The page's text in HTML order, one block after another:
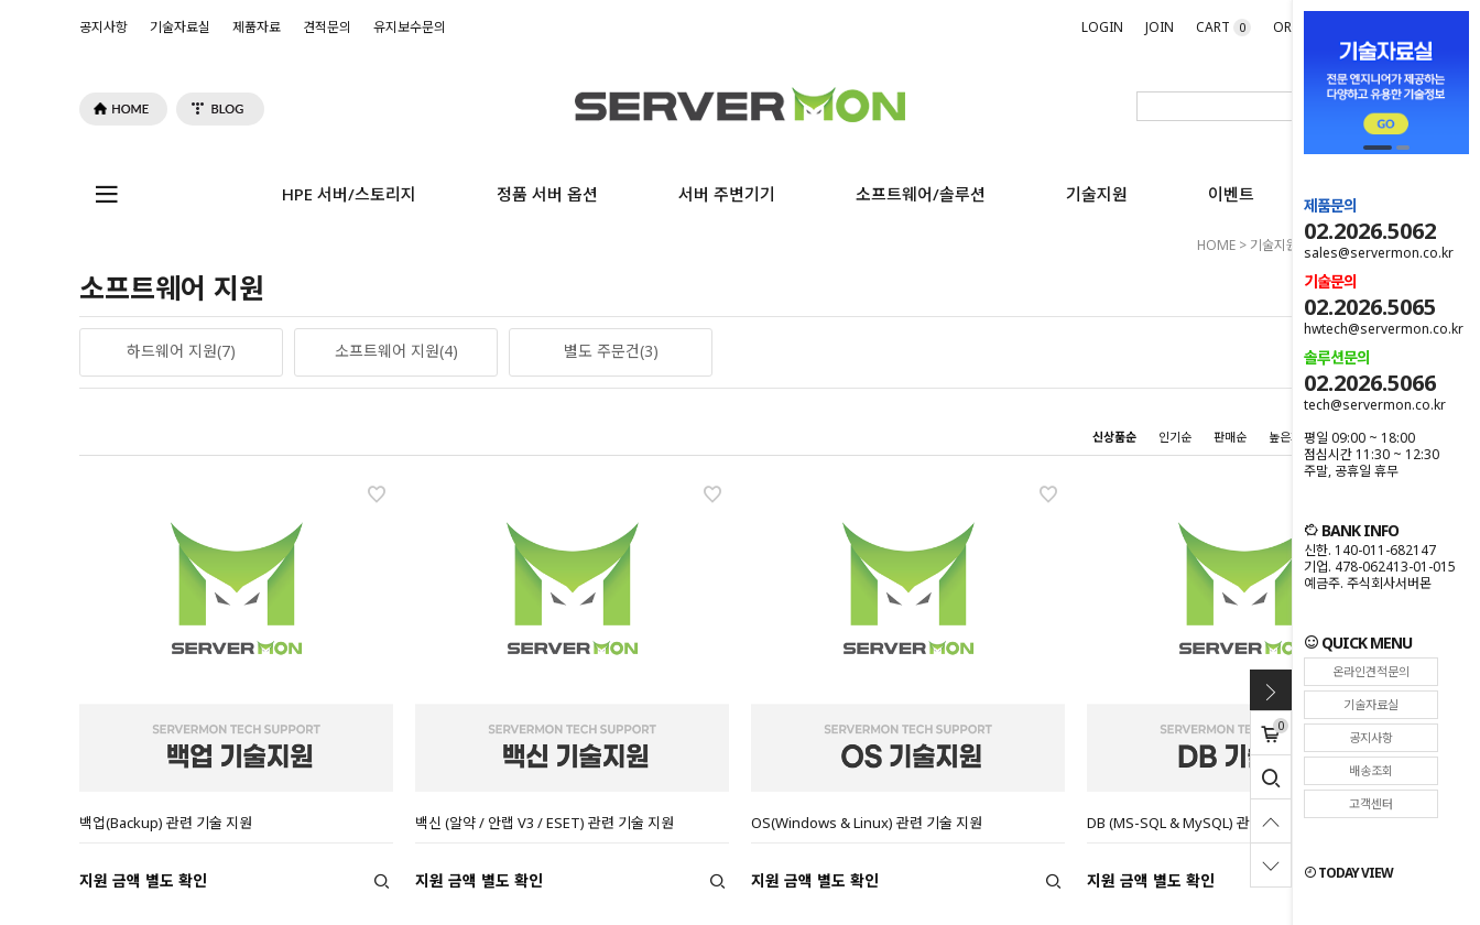
공지사항 기술자료실 제품자료 견적문의 유지보수문의 LOGIN JOIN CART 0 ORDER
HPE 서버/스토리지 정품 서버 옵션 서버 주변기기 소프트웨어/솔루션 기술지원 이벤트
제품문의
02.2026.5062
sales@servermon.co.kr
기술문의
02.2026.5065
hwtech@servermon.co.kr
솔루션문의
02.2026.5066
tech@servermon.co.kr
평일 09:00 ~ 18:00
점심시간 11:30 ~ 12:30
주말, 공휴일 휴무
BANK INFO
신한. 140-011-682147
기업. 478-062413-01-015
예금주. 주식회사서버몬
QUICK MENU
온라인견적문의
기술자료실
공지사항
배송조회
고객센터
TODAY VIEW
0
HOME > 기술지원 >소프트웨어 지원
소프트웨어 지원
하드웨어 지원(7) 소프트웨어 지원(4) 별도 주문건(3)
신상품순 인기순 판매순 높은가격순 낮은가격순
백업(Backup) 관련 기술 지원
지원 금액 별도 확인
백신 (알약 / 안랩 V3 / ESET) 관련 기술 지원
지원 금액 별도 확인
OS(Windows & Linux) 관련 기술 지원
지원 금액 별도 확인
DB (MS-SQL & MySQL) 관련 기술지원
지원 금액 별도 확인